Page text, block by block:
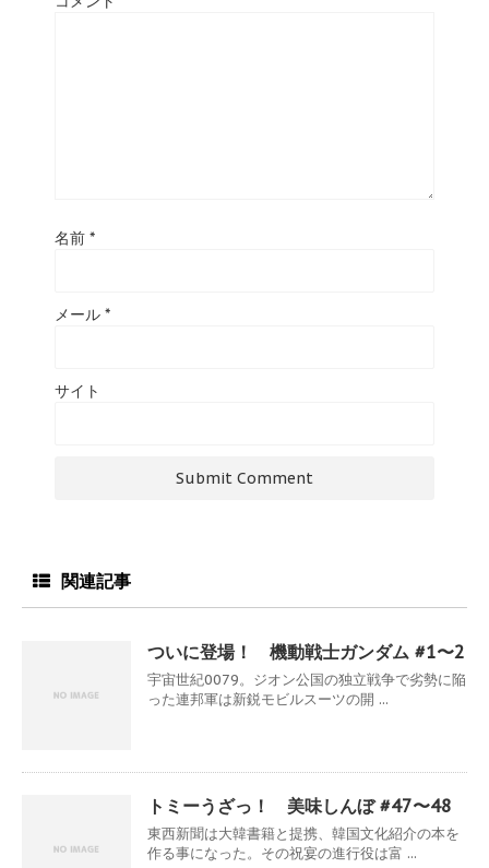
名前 *
メール *
サイト
関連記事
ついに登場！ 機動戦士ガンダム #1〜2
宇宙世紀0079。ジオン公国の独立戦争で劣勢に陥
った連邦軍は新鋭モビルスーツの開 ...
トミーうざっ！ 美味しんぼ #47〜48
東西新聞は大韓書籍と提携、韓国文化紹介の本を
作る事になった。その祝宴の進行役は富 ...